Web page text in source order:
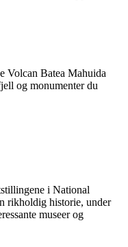
Volcan Batea Mahuida
og monumenter du
i National
rikholdig historie, under
museer og